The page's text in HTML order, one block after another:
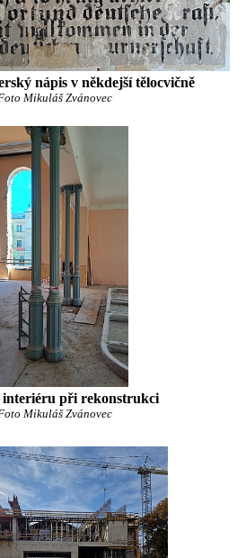
nápis v někdejší tělocvičně
Mikuláš Zvánovec
interiéru při rekonstrukci
Mikuláš Zvánovec